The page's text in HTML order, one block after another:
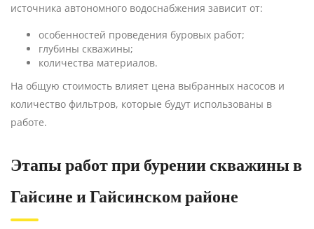
источника автономного водоснабжения зависит от:
особенностей проведения буровых работ;
глубины скважины;
количества материалов.
На общую стоимость влияет цена выбранных насосов и
количество фильтров, которые будут использованы в
работе.
Этапы работ при бурении скважины в
Гайсине и Гайсинском районе